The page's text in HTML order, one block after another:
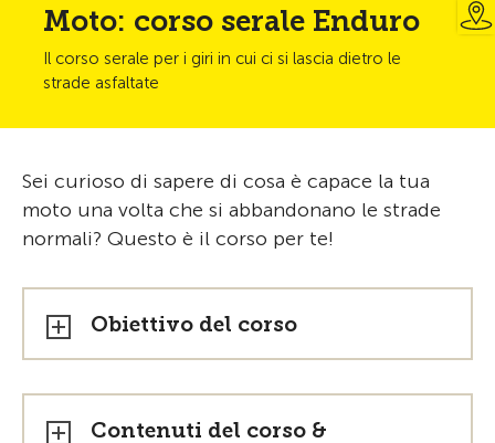
Moto: corso serale Enduro
Il corso serale per i giri in cui ci si lascia dietro le
strade asfaltate
Sei curioso di sapere di cosa è capace la tua
moto una volta che si abbandonano le strade
normali? Questo è il corso per te!
Obiettivo del corso
Contenuti del corso &